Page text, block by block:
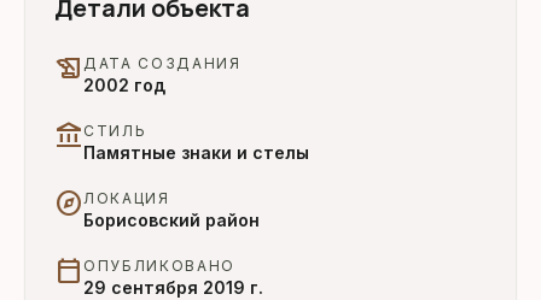
Детали объекта
history_edu ДАТА СОЗДАНИЯ
2002 год
account_balance СТИЛЬ
Памятные знаки и стелы
exploreЛОКАЦИЯ
Борисовский район
calendar_today ОПУБЛИКОВАНО
29 сентября 2019 г.